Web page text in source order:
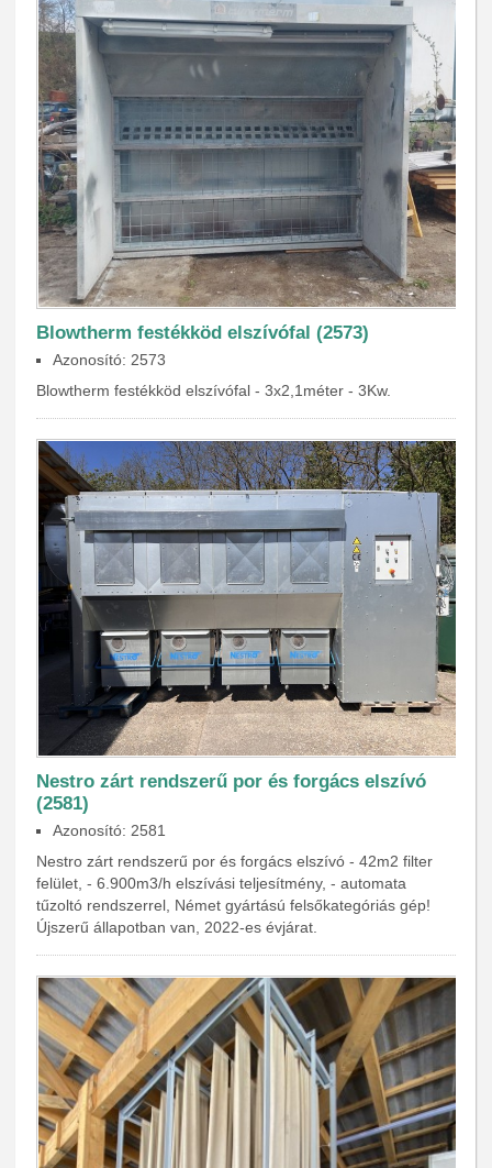
Blowtherm festékköd elszívófal (2573)
Azonosító: 2573
Blowtherm festékköd elszívófal - 3x2,1méter - 3Kw.
Nestro zárt rendszerű por és forgács elszívó
(2581)
Azonosító: 2581
Nestro zárt rendszerű por és forgács elszívó - 42m2 filter
felület, - 6.900m3/h elszívási teljesítmény, - automata
tűzoltó rendszerrel, Német gyártású felsőkategóriás gép!
Újszerű állapotban van, 2022-es évjárat.